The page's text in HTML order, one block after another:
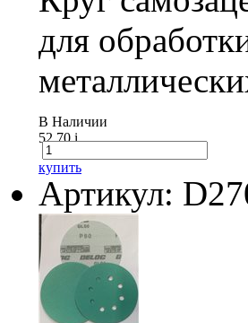
для
В Наличии
52.70i
купить
Артикул: